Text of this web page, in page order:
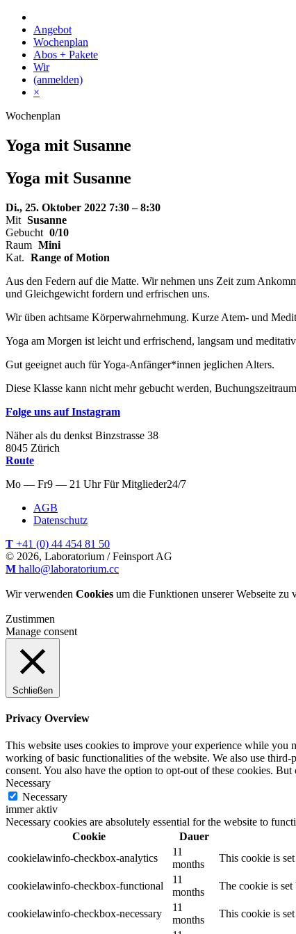
Skip
content
Angebot
Wochenplan
Abos + Pakete
Wir
(anmelden)
×
Wochenplan
Yoga mit Susanne
Yoga mit Susanne
Di., 25. Oktober 2022 7:30 – 8:30
Mit Susanne
Gebucht 0/10
Raum Mini
Kat. Range of Motion
Aus den Federn auf die Matte. Wir nehmen uns Zeit zum
und Gleichgewicht fordern und erfrischen uns.
Wir üben achtsame Körperwahrnehmung. Kurze Atem- und
Yoga am Morgen ist leicht und erfrischend, langsam und
Gut geeignet auch für Yoga-Anfänger*innen jeglichen Alters.
Diese Klasse kann nicht mehr gebucht werden,
Folge uns auf Instagram
Näher als du denkst Binzstrasse 38
8045 Zürich
Route
Mo — Fr9 — 21 Uhr Für Mitglieder24/7
AGB
Datenschutz
T +41 (0) 44 454 81 50
© 2026, Laboratorium / Feinsport AG
M hallo@laboratorium.cc
Wir verwenden Cookies um die Funktionen unserer Webseite
Zustimmen
Manage consent
Schließen
Privacy Overview
This website uses cookies to improve your experience while you
working of basic functionalities of the website. We also use
consent. You also have the option to opt-out of these cookies.
Necessary
Necessary
immer aktiv
Necessary cookies are absolutely essential for the website to
Cookie
Dauer
cookielawinfo-checkbox-analytics
11
months
This cookie is
cookielawinfo-checkbox-functional
11
months
The cookie is
cookielawinfo-checkbox-necessary
11
months
This cookie is